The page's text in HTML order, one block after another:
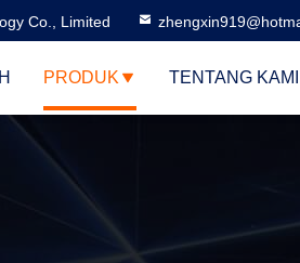
Co., Limited
PRODUK TENTANG KAMI